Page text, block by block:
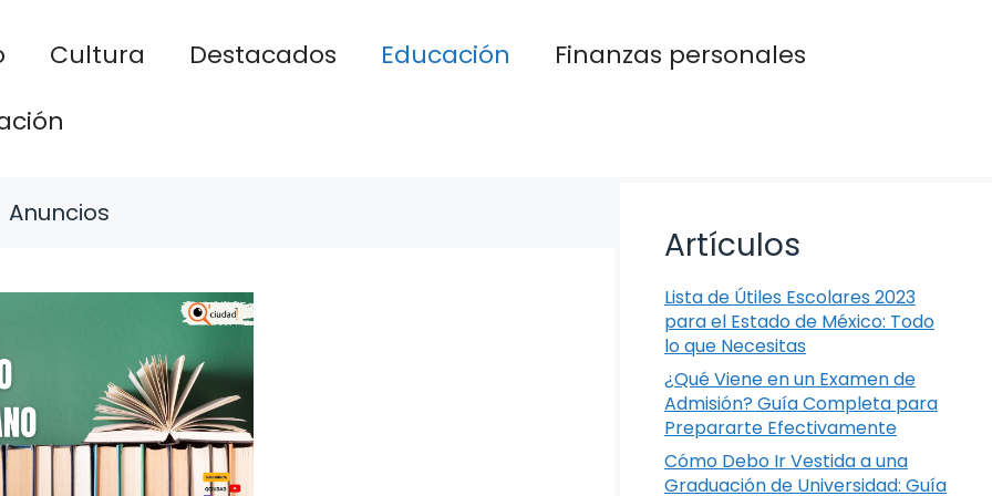
Cultura Destacados Educación
Finanzas personales
Anuncios
Artículos
Lista de Útiles Escolares 2023
para el Estado de México: Todo
lo que Necesitas
¿Qué Viene en un Examen de
Admisión? Guía Completa para
Prepararte Efectivamente
Cómo Debo Ir Vestida a una
Graduación de Universidad: Guía